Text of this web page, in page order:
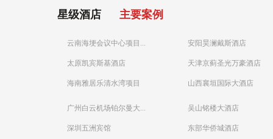
星级酒店 主要案例
云南海埂会议中心项目...
太原凯宾斯基酒店
海南雅居乐清水湾项目
广州白云机场铂尔曼大...
深圳五洲宾馆
安阳昊澜戴斯酒店
天津京蓟圣光万豪酒店
山西襄垣国际大酒店
吴山铭楼大酒店
东部华侨城酒店